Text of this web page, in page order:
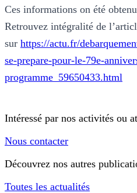
Ces informations on été
Retrouvez intégralité de
sur https://actu.fr/
se-prepare-pour-le-79e-
programme_59650433.html
Intéressé par nos activités ou
Nous contacter
Découvrez nos autres
Toutes les actualités